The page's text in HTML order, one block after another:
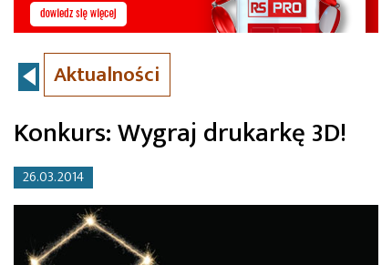
Aktualności
Konkurs: Wygraj drukarkę 3D!
26.03.2014